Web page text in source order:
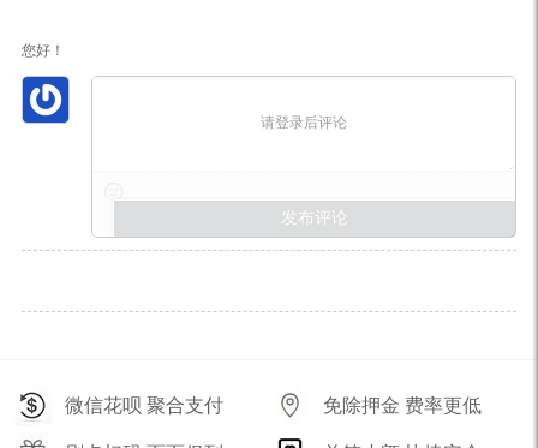
您好！
请登录后评论
微信花呗 聚合支付 免除押金 费率更低